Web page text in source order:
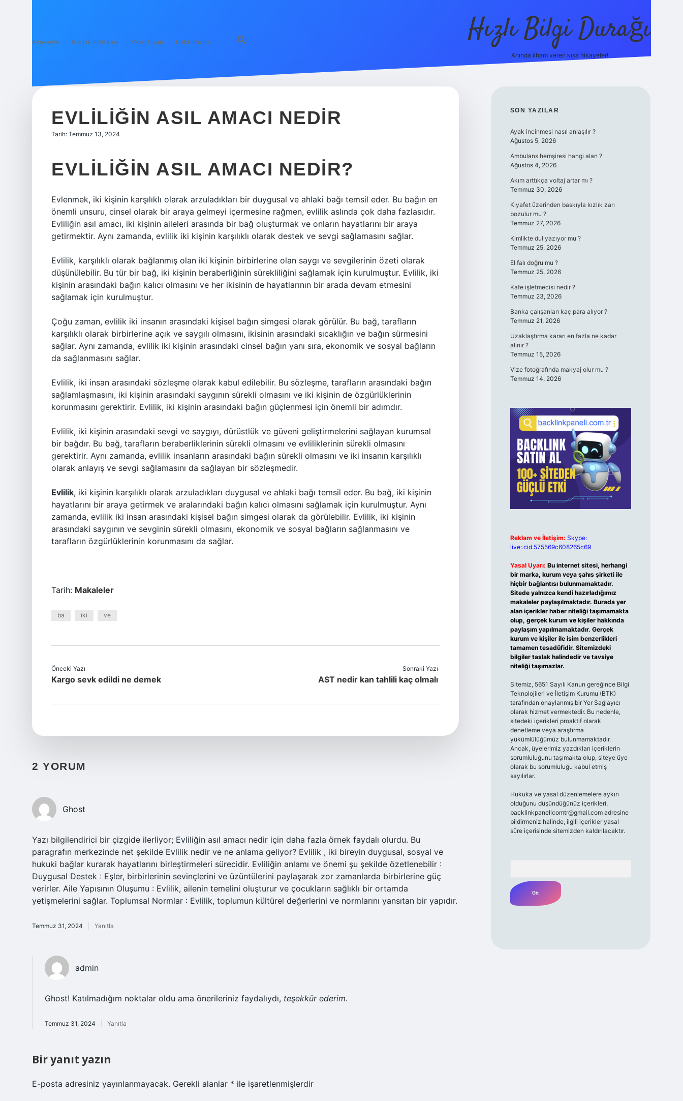
Anasayfa Gizlilik Politikası Yasal Uyarı Hakkımızda Hızlı Bilgi Durağı
Anında ilham veren kısa hikayeler!
EVLILIĞIN ASIL AMACI NEDIR
Tarih: Temmuz 13, 2024
EVLILIĞIN ASIL AMACI NEDIR?
Evlenmek, iki kişinin karşılıklı olarak arzuladıkları bir duygusal ve ahlaki bağı temsil eder. Bu bağın en
önemli unsuru, cinsel olarak bir araya gelmeyi içermesine rağmen, evlilik aslında çok daha fazlasıdır.
Evliliğin asıl amacı, iki kişinin aileleri arasında bir bağ oluşturmak ve onların hayatlarını bir araya
getirmektir. Aynı zamanda, evlilik iki kişinin karşılıklı olarak destek ve sevgi sağlamasını sağlar.
Evlilik, karşılıklı olarak bağlanmış olan iki kişinin birbirlerine olan saygı ve sevgilerinin özeti olarak
düşünülebilir. Bu tür bir bağ, iki kişinin beraberliğinin sürekliliğini sağlamak için kurulmuştur. Evlilik, iki
kişinin arasındaki bağın kalıcı olmasını ve her ikisinin de hayatlarının bir arada devam etmesini
sağlamak için kurulmuştur.
Çoğu zaman, evlilik iki insanın arasındaki kişisel bağın simgesi olarak görülür. Bu bağ, tarafların
karşılıklı olarak birbirlerine açık ve saygılı olmasını, ikisinin arasındaki sıcaklığın ve bağın sürmesini
sağlar. Aynı zamanda, evlilik iki kişinin arasındaki cinsel bağın yanı sıra, ekonomik ve sosyal bağların
da sağlanmasını sağlar.
Evlilik, iki insan arasındaki sözleşme olarak kabul edilebilir. Bu sözleşme, tarafların arasındaki bağın
sağlamlaşmasını, iki kişinin arasındaki saygının sürekli olmasını ve iki kişinin de özgürlüklerinin
korunmasını gerektirir. Evlilik, iki kişinin arasındaki bağın güçlenmesi için önemli bir adımdır.
Evlilik, iki kişinin arasındaki sevgi ve saygıyı, dürüstlük ve güveni geliştirmelerini sağlayan kurumsal
bir bağdır. Bu bağ, tarafların beraberliklerinin sürekli olmasını ve evliliklerinin sürekli olmasını
gerektirir. Aynı zamanda, evlilik insanların arasındaki bağın sürekli olmasını ve iki insanın karşılıklı
olarak anlayış ve sevgi sağlamasını da sağlayan bir sözleşmedir.
Evlilik, iki kişinin karşılıklı olarak arzuladıkları duygusal ve ahlaki bağı temsil eder. Bu bağ, iki kişinin
hayatlarını bir araya getirmek ve aralarındaki bağın kalıcı olmasını sağlamak için kurulmuştur. Aynı
zamanda, evlilik iki insan arasındaki kişisel bağın simgesi olarak da görülebilir. Evlilik, iki kişinin
arasındaki saygının ve sevginin sürekli olmasını, ekonomik ve sosyal bağların sağlanmasını ve
tarafların özgürlüklerinin korunmasını da sağlar.
Tarih: Makaleler
ba iki ve
Önceki Yazı
Kargo sevk edildi ne demek
Sonraki Yazı
AST nedir kan tahlili kaç olmalı
2 YORUM
Ghost
Yazı bilgilendirici bir çizgide ilerliyor; Evliliğin asıl amacı nedir için daha fazla örnek faydalı olurdu. Bu
paragrafın merkezinde net şekilde Evlilik nedir ve ne anlama geliyor? Evlilik , iki bireyin duygusal, sosyal ve
hukuki bağlar kurarak hayatlarını birleştirmeleri sürecidir. Evliliğin anlamı ve önemi şu şekilde özetlenebilir :
Duygusal Destek : Eşler, birbirlerinin sevinçlerini ve üzüntülerini paylaşarak zor zamanlarda birbirlerine güç
verirler. Aile Yapısının Oluşumu : Evlilik, ailenin temelini oluşturur ve çocukların sağlıklı bir ortamda
yetişmelerini sağlar. Toplumsal Normlar : Evlilik, toplumun kültürel değerlerini ve normlarını yansıtan bir yapıdır.
Temmuz 31, 2024 Yanıtla
admin
Ghost! Katılmadığım noktalar oldu ama önerileriniz faydalıydı, teşekkür ederim.
Temmuz 31, 2024 Yanıtla
Bir yanıt yazın
E-posta adresiniz yayınlanmayacak. Gerekli alanlar * ile işaretlenmişlerdir
SIDEBAR
SON YAZILAR
Ayak incinmesi nasıl anlaşılır ?
Ağustos 5, 2026
Ambulans hemşiresi hangi alan ?
Ağustos 4, 2026
Akım arttıkça voltaj artar mı ?
Temmuz 30, 2026
Kıyafet üzerinden baskıyla kızlık zarı
bozulur mu ?
Temmuz 27, 2026
Kimlikte dul yazıyor mu ?
Temmuz 25, 2026
El falı doğru mu ?
Temmuz 25, 2026
Kafe işletmecisi nedir ?
Temmuz 23, 2026
Banka çalışanları kaç para alıyor ?
Temmuz 21, 2026
Uzaklaştırma kararı en fazla ne kadar
alınır ?
Temmuz 15, 2026
Vize fotoğrafında makyaj olur mu ?
Temmuz 14, 2026
Reklam ve İletişim: Skype:
live:.cid.575569c608265c69
Yasal Uyarı: Bu internet sitesi, herhangi
bir marka, kurum veya şahıs şirketi ile
hiçbir bağlantısı bulunmamaktadır.
Sitede yalnızca kendi hazırladığımız
makaleler paylaşılmaktadır. Burada yer
alan içerikler haber niteliği taşımamakta
olup, gerçek kurum ve kişiler hakkında
paylaşım yapılmamaktadır. Gerçek
kurum ve kişiler ile isim benzerlikleri
tamamen tesadüfidir. Sitemizdeki
bilgiler taslak halindedir ve tavsiye
niteliği taşımazlar.
Sitemiz, 5651 Sayılı Kanun gereğince Bilgi
Teknolojileri ve İletişim Kurumu (BTK)
tarafından onaylanmış bir Yer Sağlayıcı
olarak hizmet vermektedir. Bu nedenle,
sitedeki içerikleri proaktif olarak
denetleme veya araştırma
yükümlülüğümüz bulunmamaktadır.
Ancak, üyelerimiz yazdıkları içeriklerin
sorumluluğunu taşımakta olup, siteye üye
olarak bu sorumluluğu kabul etmiş
sayılırlar.
Hukuka ve yasal düzenlemelere aykırı
olduğunu düşündüğünüz içerikleri,
backlinkpanelicomtr@gmail.comadresine
bildirmeniz halinde, ilgili içerikler yasal
süre içerisinde sitemizden kaldırılacaktır.